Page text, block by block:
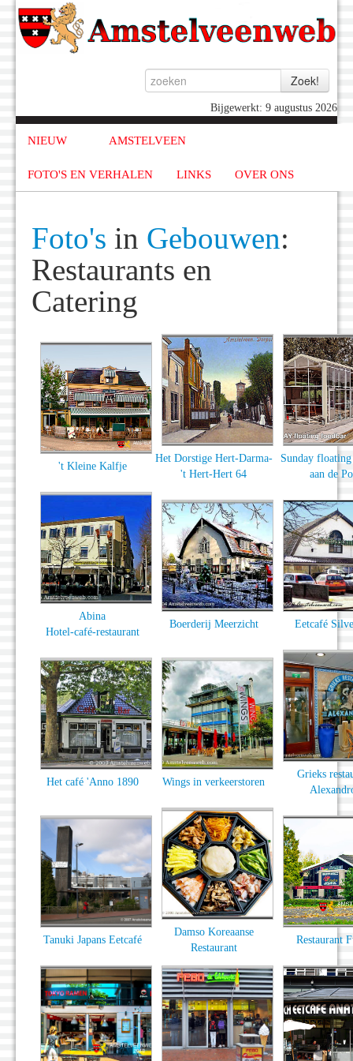
Bijgewerkt: 9 augustus 2026
NIEUW AMSTELVEEN
FOTO'S EN VERHALEN LINKS OVER ONS
Foto's in Gebouwen:
Restaurants en
Catering
't Kleine Kalfje
Het Dorstige Hert-Darma-
't Hert-Hert 64
Sunday
aan de
Abina
Hotel-café-restaurant
Boerderij Meerzicht Eetcafé
Het café 'Anno 1890 Wings in verkeerstoren
Grieks
Tanuki Japans Eetcafé
Damso Koreaanse
Restaurant
Restaurant